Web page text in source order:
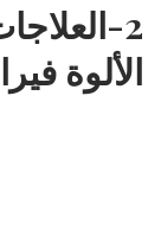
2-
الألوة فيرا